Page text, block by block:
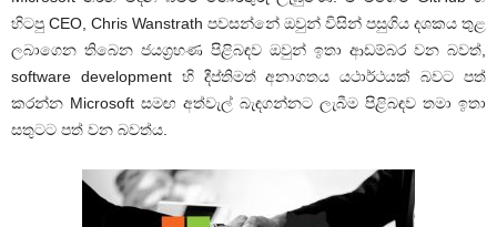
හිටපු CEO, Chris Wanstrath පවසන්නේ ඔවුන් විසින් පසුගිය දශකය තුළ
ලබාගෙන තිබෙන ජයග්‍රහණ පිළිබඳව ඔවුන් ඉතා ආඩම්බර වන බවත්,
software development හි දීප්තිමත් අනාගතය යථාර්ථයක් බවට පත්
කරන්න Microsoft සමඟ අත්වැල් බැඳගන්නට ලැබීම පිළිබඳව තමා ඉතා
සතුටට පත් වන බවත්ය.